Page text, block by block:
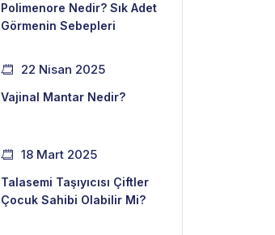
Polimenore Nedir? Sık Adet
Görmenin Sebepleri
22 Nisan 2025
Vajinal Mantar Nedir?
18 Mart 2025
Talasemi Taşıyıcısı Çiftler
Çocuk Sahibi Olabilir Mi?